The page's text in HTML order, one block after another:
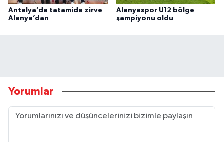
Antalya’da tatamide zirve
Alanya’dan
Alanyaspor U12 bölge
şampiyonu oldu
Yorumlar